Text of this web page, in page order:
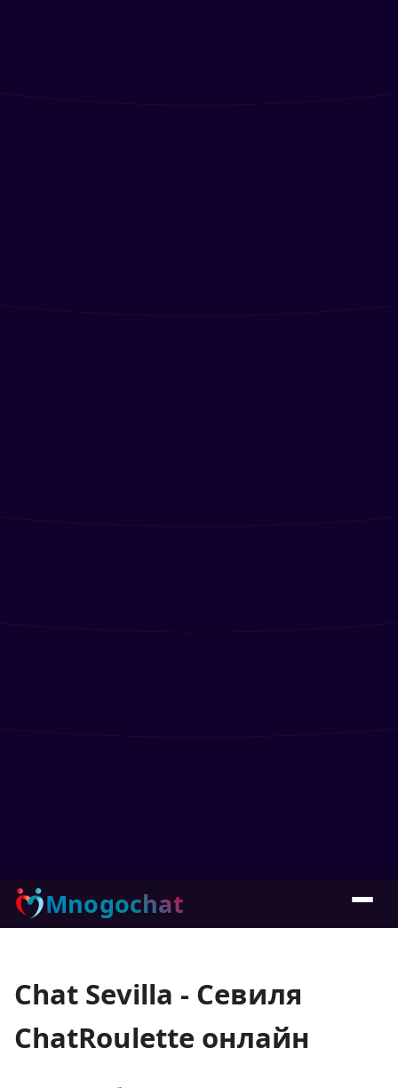
Mnogochat
Chat Sevilla - Севиля
ChatRoulette онлайн